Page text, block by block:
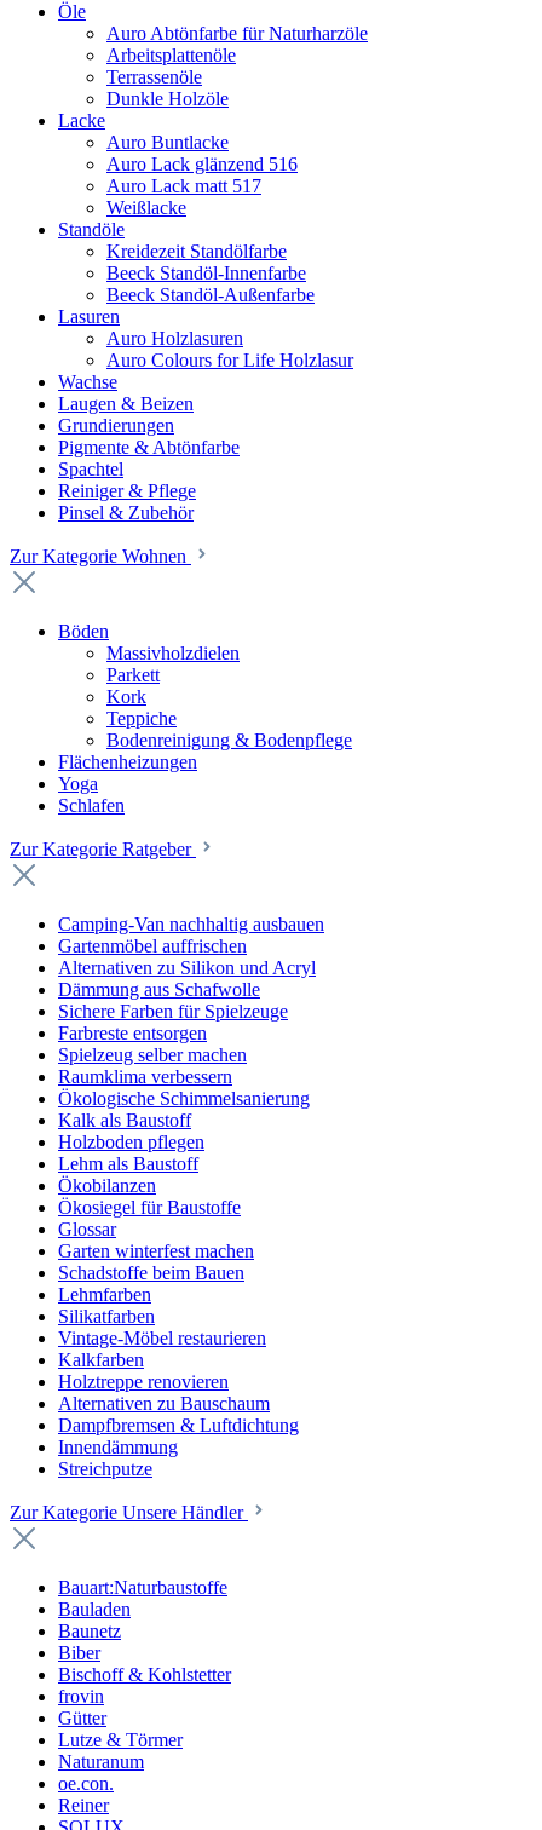
Öle
Auro Abtönfarbe für Naturharzöle
Arbeitsplattenöle
Terrassenöle
Dunkle Holzöle
Lacke
Auro Buntlacke
Auro Lack glänzend 516
Auro Lack matt 517
Weißlacke
Standöle
Kreidezeit Standölfarbe
Beeck Standöl-Innenfarbe
Beeck Standöl-Außenfarbe
Lasuren
Auro Holzlasuren
Auro Colours for Life Holzlasur
Wachse
Laugen & Beizen
Grundierungen
Pigmente & Abtönfarbe
Spachtel
Reiniger & Pflege
Pinsel & Zubehör
Zur Kategorie Wohnen
Böden
Massivholzdielen
Parkett
Kork
Teppiche
Bodenreinigung & Bodenpflege
Flächenheizungen
Yoga
Schlafen
Zur Kategorie Ratgeber
Camping-Van nachhaltig ausbauen
Gartenmöbel auffrischen
Alternativen zu Silikon und Acryl
Dämmung aus Schafwolle
Sichere Farben für Spielzeuge
Farbreste entsorgen
Spielzeug selber machen
Raumklima verbessern
Ökologische Schimmelsanierung
Kalk als Baustoff
Holzboden pflegen
Lehm als Baustoff
Ökobilanzen
Ökosiegel für Baustoffe
Glossar
Garten winterfest machen
Schadstoffe beim Bauen
Lehmfarben
Silikatfarben
Vintage-Möbel restaurieren
Kalkfarben
Holztreppe renovieren
Alternativen zu Bauschaum
Dampfbremsen & Luftdichtung
Innendämmung
Streichputze
Zur Kategorie Unsere Händler
Bauart:Naturbaustoffe
Bauladen
Baunetz
Biber
Bischoff & Kohlstetter
frovin
Gütter
Lutze & Törmer
Naturanum
oe.con.
Reiner